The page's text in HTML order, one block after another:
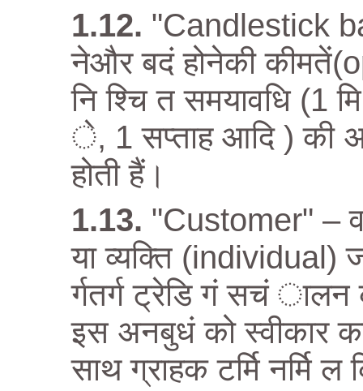
"Candlestick
नेऔर बदं होनेकी
नि श्चि त समयावधि
े, 1 सप्ताह आदि ) की
होती हैं।
"Customer" –
या व्यक्ति (individual)
र्गतर्ग ट्रेडि गं सचं
इस अनबुधं को स्वीकार
साथ ग्राहक टर्मि नर्मि